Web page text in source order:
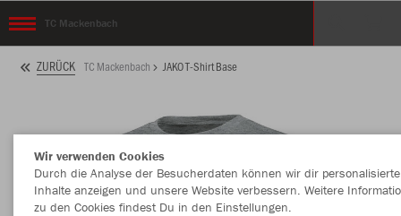
TC Mackenbach
ZURÜCK TC Mackenbach JAKO T-Shirt Base
Wir verwenden Cookies
Durch die Analyse der Besucherdaten können wir dir personalisierte
Inhalte anzeigen und unsere Website verbessern. Weitere
zu den Cookies findest Du in den Einstellungen.